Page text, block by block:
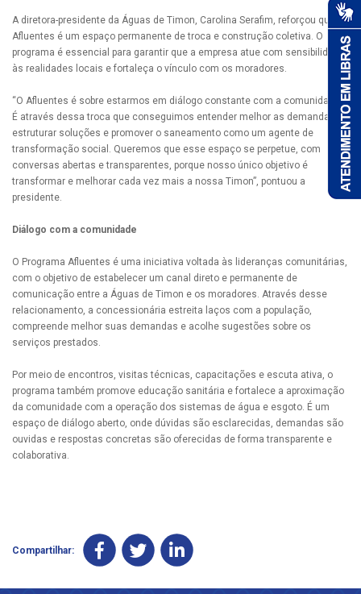
A diretora-presidente da Águas de Timon, Carolina Serafim, reforçou que o
Afluentes é um espaço permanente de troca e construção coletiva. O
programa é essencial para garantir que a empresa atue com sensibilidade
às realidades locais e fortaleça o vínculo com os moradores.
“O Afluentes é sobre estarmos em diálogo constante com a comunidade.
É através dessa troca que conseguimos entender melhor as demandas,
estruturar soluções e promover o saneamento como um agente de
transformação social. Queremos que esse espaço se perpetue, com
conversas abertas e transparentes, porque nosso único objetivo é
transformar e melhorar cada vez mais a nossa Timon”, pontuou a
presidente.
Diálogo com a comunidade
O Programa Afluentes é uma iniciativa voltada às lideranças comunitárias,
com o objetivo de estabelecer um canal direto e permanente de
comunicação entre a Águas de Timon e os moradores. Através desse
relacionamento, a concessionária estreita laços com a população,
compreende melhor suas demandas e acolhe sugestões sobre os
serviços prestados.
Por meio de encontros, visitas técnicas, capacitações e escuta ativa, o
programa também promove educação sanitária e fortalece a aproximação
da comunidade com a operação dos sistemas de água e esgoto. É um
espaço de diálogo aberto, onde dúvidas são esclarecidas, demandas são
ouvidas e respostas concretas são oferecidas de forma transparente e
colaborativa.
Compartilhar: